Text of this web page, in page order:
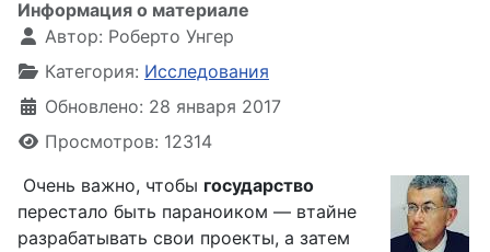
Информация о материале
Автор: Роберто Унгер
Категория: Исследования
Обновлено: 28 января 2017
Просмотров: 12314
Очень важно, чтобы государство
перестало быть параноиком — втайне
разрабатывать свои проекты, а затем